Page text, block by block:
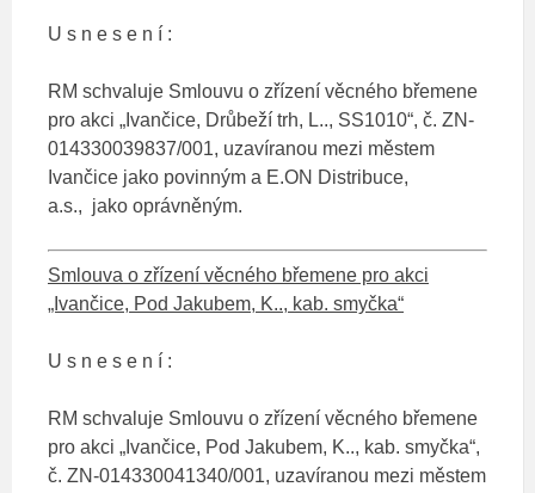
U s n e s e n í :
RM schvaluje Smlouvu o zřízení věcného břemene
pro akci „Ivančice, Drůbeží trh, L.., SS1010“, č. ZN-
014330039837/001, uzavíranou mezi městem
Ivančice jako povinným a E.ON Distribuce,
a.s., jako oprávněným.
Smlouva o zřízení věcného břemene pro akci
„Ivančice, Pod Jakubem, K.., kab. smyčka“
U s n e s e n í :
RM schvaluje Smlouvu o zřízení věcného břemene
pro akci „Ivančice, Pod Jakubem, K.., kab. smyčka“,
č. ZN-014330041340/001, uzavíranou mezi městem